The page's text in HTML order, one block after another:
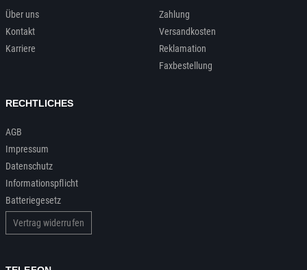
Über uns
Kontakt
Karriere
Zahlung
Versandkosten
Reklamation
Faxbestellung
RECHTLICHES
AGB
Impressum
Datenschutz
Informationspflicht
Batteriegesetz
Vertrag widerrufen